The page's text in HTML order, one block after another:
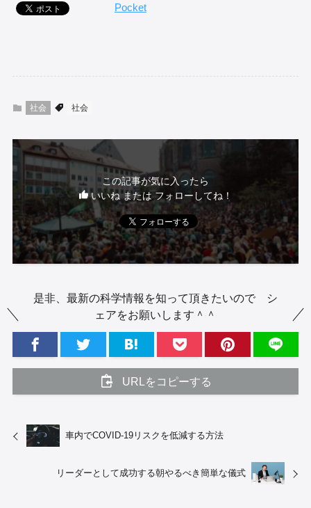
Pocket
社会 社会
この記事が気に入ったら
いいね または フォローしてね！
是非、最新の科学情報を知って頂きたいので シ
ェアをお願いします＾＾
URLをコピーする
車内でCOVID-19リスクを低減する方法
リーダーとして成功する朝やるべき簡単な儀式